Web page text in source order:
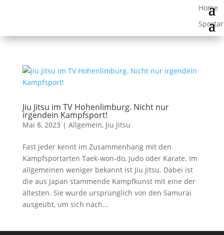
Jiu Jitsu im TV Hohenlimburg. Nicht nur
irgendein Kampfsport!
Mai 8, 2023 | Allgemein, Jiu Jitsu
Fast jeder kennt im Zusammenhang mit den
Kampfsportarten Taek-won-do, Judo oder Karate. Im
allgemeinen weniger bekannt ist Jiu Jitsu. Dabei ist
die aus Japan stammende Kampfkunst mit eine der
ältesten. Sie wurde ursprünglich von den Samurai
ausgeübt, um sich nach...